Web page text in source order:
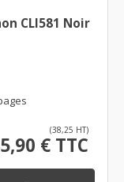
CLI581 Noir
(38,25 HT)
€ TTC